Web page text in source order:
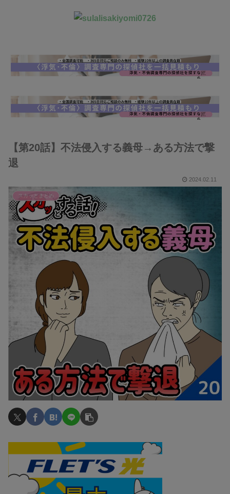
【第20話】不法侵入する義母→ある方法で撃
退
2024.02.11
スカッとまとめ